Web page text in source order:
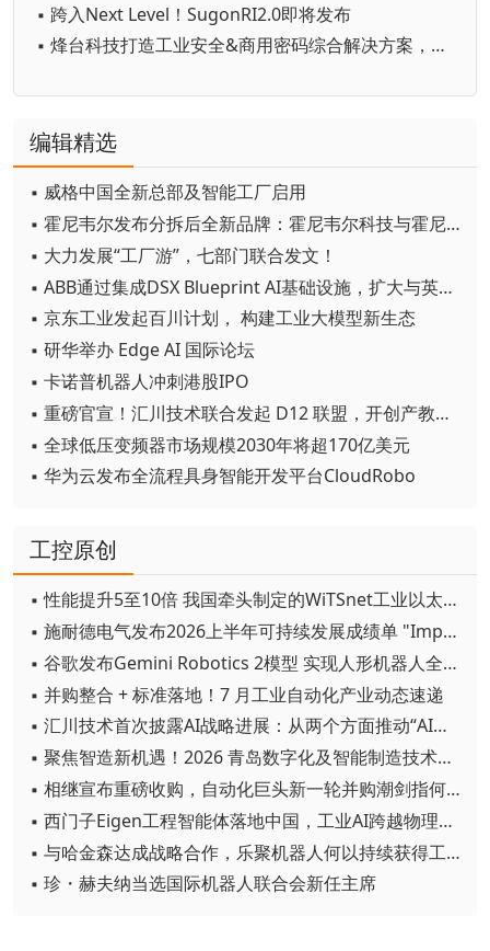
▪ 跨入Next Level！SugonRI2.0即将发布
▪ 烽台科技打造工业安全&商用密码综合解决方案，驱动数智化转型
编辑精选
▪ 威格中国全新总部及智能工厂启用
▪ 霍尼韦尔发布分拆后全新品牌：霍尼韦尔科技与霍尼韦尔航空航天
▪ 大力发展“工厂游”，七部门联合发文！
▪ ABB通过集成DSX Blueprint AI基础设施，扩大与英伟达的合作
▪ 京东工业发起百川计划， 构建工业大模型新生态
▪ 研华举办 Edge AI 国际论坛
▪ 卡诺普机器人冲刺港股IPO
▪ 重磅官宣！汇川技术联合发起 D12 联盟，开创产教融合新范式
▪ 全球低压变频器市场规模2030年将超170亿美元
▪ 华为云发布全流程具身智能开发平台CloudRobo
工控原创
▪ 性能提升5至10倍 我国牵头制定的WiTSnet工业以太网国际标准正式发布
▪ 施耐德电气发布2026上半年可持续发展成绩单 "Impact 2030"路线图开局稳健
▪ 谷歌发布Gemini Robotics 2模型 实现人形机器人全身智能控制突破
▪ 并购整合 + 标准落地！7 月工业自动化产业动态速递
▪ 汇川技术首次披露AI战略进展：从两个方面推动“AI业务化”落地
▪ 聚焦智造新机遇！2026 青岛数字化及智能制造技术论坛圆满落幕
▪ 相继宣布重磅收购，自动化巨头新一轮并购潮剑指何方？
▪ 西门子Eigen工程智能体落地中国，工业AI跨越物理世界“确定性”拐点
▪ 与哈金森达成战略合作，乐聚机器人何以持续获得工业巨头青睐？
▪ 珍・赫夫纳当选国际机器人联合会新任主席